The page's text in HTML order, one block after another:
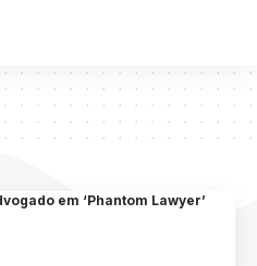
em ‘Phantom Lawyer’